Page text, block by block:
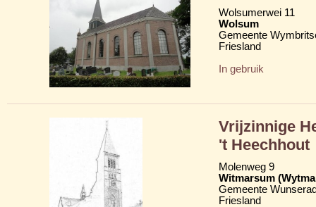
Wolsumerwei 11
Wolsum
Gemeente
Friesland
In gebruik
Vrijzinnige
't Heechhout
Molenweg 9
Witmarsum
Gemeente
Friesland